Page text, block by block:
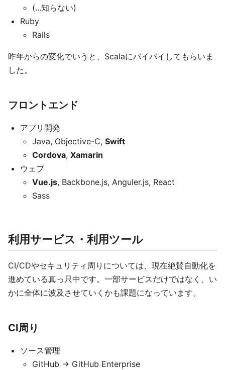
(...知らない)
Ruby
Rails
昨年からの変化でいうと、Scalaにバイバイしてもらいま
した。
フロントエンド
アプリ開発
Java, Objective-C, Swift
Cordova, Xamarin
ウェブ
Vue.js, Backbone.js, Anguler.js, React
Sass
利用サービス・利用ツール
CI/CDやセキュリティ周りについては、現在絶賛自動化を
進めている真っ只中です。一部サービスだけではなく、い
かに全体に波及させていくかも課題になっています。
CI周り
ソース管理
GitHub -> GitHub Enterprise